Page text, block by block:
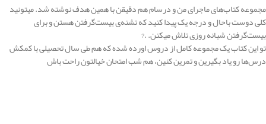
مجموعه کتاب‌های ماجرای من و درسام هم دقیقن با همین هدف نوشته شد. میتونید
کلی دوست باحال و درجه یک پیدا کنید که تشنه‌ی بیست‌گرفتن هستن و برای
بیست‌گرفتن شبانه روزی تلاش میکنن. .?
تو این کتاب یک مجموعه کامل از دروس اورده شده که هم طی سال تحصیلی با کمکش
درس‌ها رو یاد بگیرین و تمرین کنین، هم شب امتحان خیالتون راحت باش